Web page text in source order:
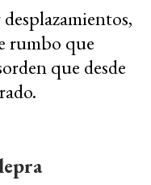
rumbo que
que desde